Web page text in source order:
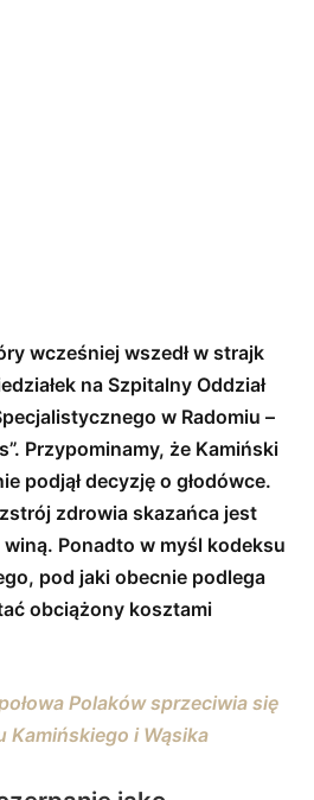
wcześniej wszedł w strajk
na Szpitalny Oddział
w Radomiu –
Przypominamy, że Kamiński
podjął decyzję o głodówce.
zdrowia skazańca jest
Ponadto w myśl kodeksu
pod jaki obecnie podlega
obciążony kosztami
Polaków sprzeciwia się
Kamińskiego i Wąsika